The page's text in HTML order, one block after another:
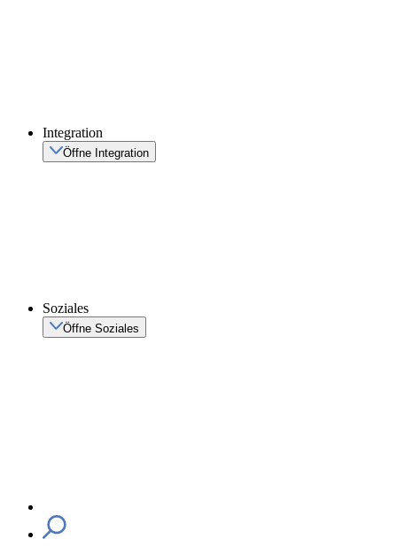
Integration
Öffne Integration
Soziales
Öffne Soziales